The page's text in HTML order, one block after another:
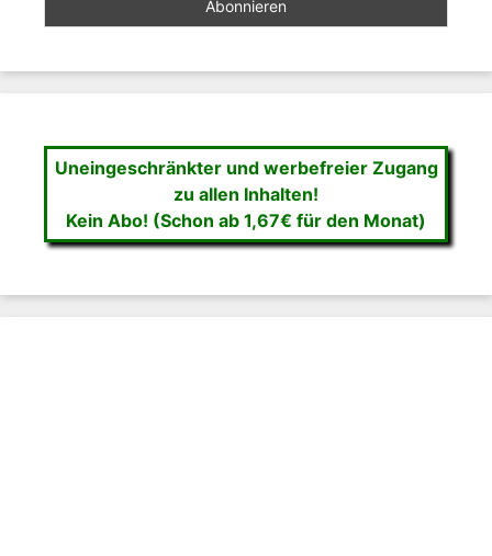
Uneingeschränkter und werbefreier Zugang
zu allen Inhalten!
Kein Abo! (Schon ab 1,67€ für den Monat)